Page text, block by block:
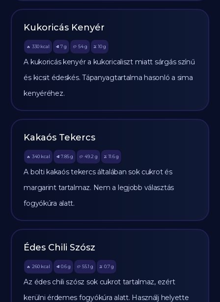
Kukoricás Kenyér
🔥 330 kcal 🥩 7 g 🥔 54g 🫒 10 g
A kukoricás kenyér a kukoricaliszt miatt sárgás színű
és kicsit édeskés. Tápanyagtartalma hasonló a sima
kenyéréhez.
Kakaós Tekercs
🔥 340 kcal 🥩 7.85 g 🥔 49.2 g 🫒 11.6 g
A bolti kakaós tekercs általában sok cukrot és
margarint tartalmaz. Nem a legjobb választás
fogyókúra alatt.
Édes Chili Szósz
🔥 260 kcal 🥩 0.6 g 🥔 55.1 g 🫒 0.7 g
Az édes chili szósz sok cukrot tartalmaz, ezért
kerülni érdemes fogyókúra alatt. Használj helyette